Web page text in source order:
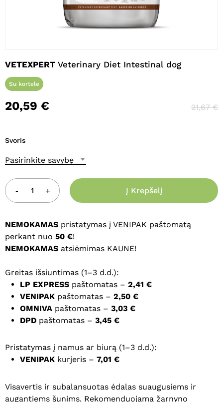
VETEXPERT Veterinary Diet Intestinal dog
Su kortele
20,59 € 21,67€
Svoris
Pasirinkite savybę
Į Krepšelį
NEMOKAMAS pristatymas į VENIPAK paštomatą
perkant nuo 50 €!
NEMOKAMAS atsiėmimas KAUNE!
Greitas išsiuntimas (1–3 d.d.):
LP EXPRESS paštomatas – 2,41 €
VENIPAK paštomatas – 2,50 €
OMNIVA paštomatas – 3,03 €
DPD paštomatas – 3,45 €
Pristatymas į namus ar biurą (1–3 d.d.):
VENIPAK kurjeris – 7,01 €
Visavertis ir subalansuotas ėdalas suaugusiems ir
augantiems šunims. Rekomenduojama žarnyno
Pavadinimas*
El. paštas*
parašyti komentarą.